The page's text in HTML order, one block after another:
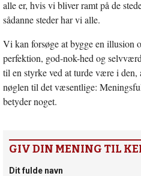
alle er, hvis vi bliver ramt på de
sådanne steder har vi alle.
Vi kan forsøge at bygge en illusion
perfektion, god-nok-hed og
til en styrke ved at turde være i den,
nøglen til det væsentlige:
betyder noget.
GIV DIN MENING TIL
Dit fulde navn